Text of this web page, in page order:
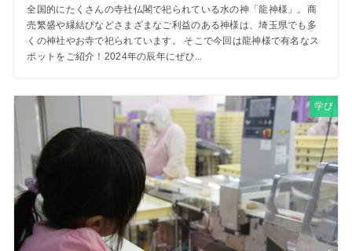
全国的にたくさんの寺社仏閣で祀られている水の神「龍神様」。商
売繁盛や縁結びなどさまざまなご利益のある神様は、埼玉県でも多
くの神社やお寺で祀られています。 そこで今回は龍神様で有名なス
ポットをご紹介！2024年の辰年にぜひ...
学び